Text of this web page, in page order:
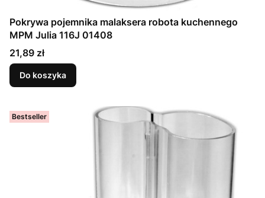
Pokrywa pojemnika malaksera robota kuchennego
MPM Julia 116J 01408
Cena
21,89 zł
Do koszyka
Bestseller